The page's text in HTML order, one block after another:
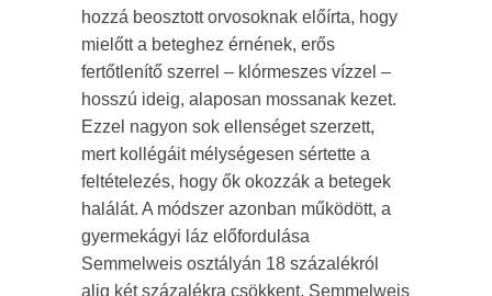
hozzá beosztott orvosoknak előírta, hogy
mielőtt a beteghez érnének, erős
fertőtlenítő szerrel – klórmeszes vízzel –
hosszú ideig, alaposan mossanak kezet.
Ezzel nagyon sok ellenséget szerzett,
mert kollégáit mélységesen sértette a
feltételezés, hogy ők okozzák a betegek
halálát. A módszer azonban működött, a
gyermekágyi láz előfordulása
Semmelweis osztályán 18 százalékról
alig két százalékra csökkent. Semmelweis